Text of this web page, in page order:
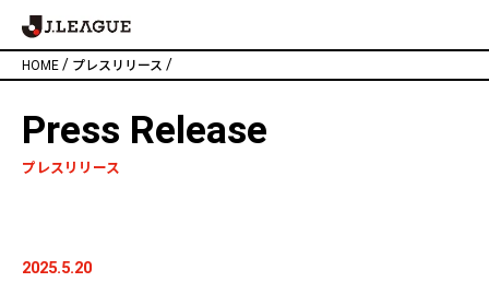
HOME / プレスリリース /
Press Release
プレスリリース
2025.5.20